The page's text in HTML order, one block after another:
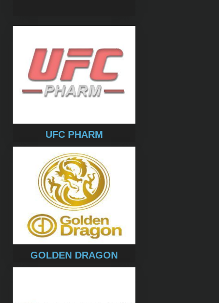
UFC PHARM
GOLDEN DRAGON